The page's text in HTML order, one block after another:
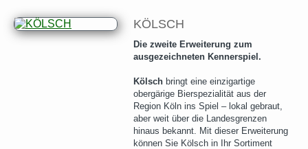
KÖLSCH
Die zweite Erweiterung zum
ausgezeichneten Kennerspiel.
Kölsch bringt eine einzigartige
obergärige Bierspezialität aus der
Region Köln ins Spiel – lokal gebraut,
aber weit über die Landesgrenzen
hinaus bekannt. Mit dieser Erweiterung
können Sie Kölsch in Ihr Sortiment